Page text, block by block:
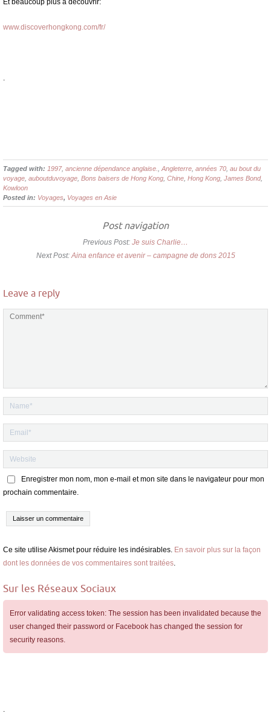
Et beaucoup plus à découvrir:
www.discoverhongkong.com/fr/
.
Tagged with: 1997, ancienne dépendance anglaise. Angleterre années 70 au bout du
voyage auboutduvoyage Bons baisers de Hong Kong Chine Hong Kong James Bond,
Kowloon
Posted in: Voyages, Voyages en Asie
Post navigation
Previous Post: Je suis Charlie…
Next Post:Aina enfance et avenir – campagne de dons 2015
Leave a reply
Enregistrer mon nom, mon e-mail et mon site dans le navigateur pour mon
prochain commentaire.
Ce site utilise Akismet pour réduire les indésirables. En savoir plus sur la façon
dont les données de vos commentaires sont traitées.
Sur les Réseaux Sociaux
Error validating access token: The session has been invalidated because the
user changed their password or Facebook has changed the session for
security reasons.
.